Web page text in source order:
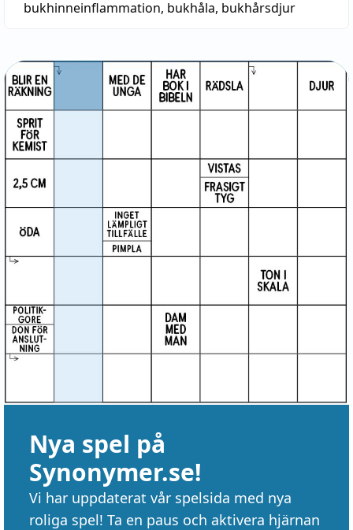
bukhinneinflammation, bukhåla, bukhårsdjur
Nya spel på
Synonymer.se!
Vi har uppdaterat vår spelsida med nya
roliga spel! Ta en paus och aktivera hjärnan